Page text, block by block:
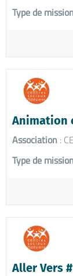
Type de mission
Animation
Association :
Type de mission
Aller Vers